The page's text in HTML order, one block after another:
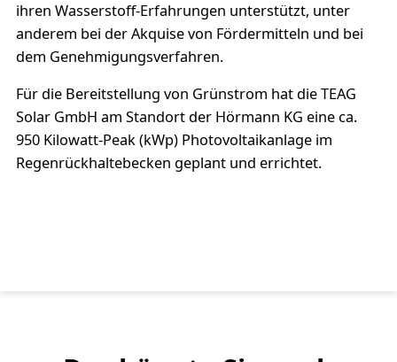
ihren Wasserstoff-Erfahrungen unterstützt, unter
anderem bei der Akquise von Fördermitteln und bei
dem Genehmigungsverfahren.
Für die Bereitstellung von Grünstrom hat die TEAG
Solar GmbH am Standort der Hörmann KG eine ca.
950 Kilowatt-Peak (kWp) Photovoltaikanlage im
Regenrückhaltebecken geplant und errichtet.